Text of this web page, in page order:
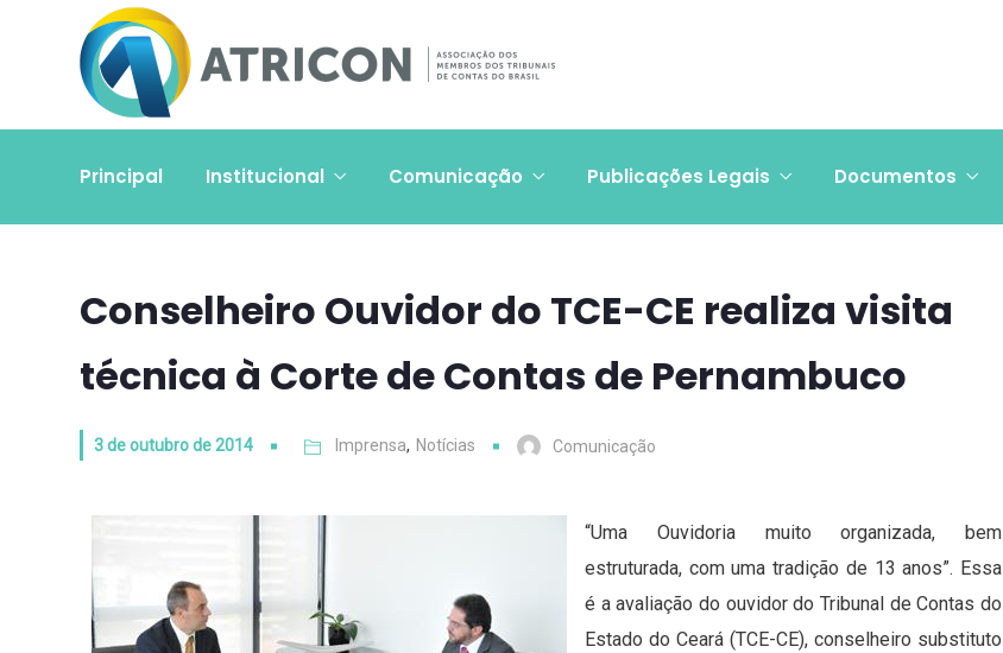
Principal Institucional Comunicação Publicações Legais Documentos
Conselheiro Ouvidor do TCE-CE realiza visita
técnica à Corte de Contas de Pernambuco
3 de outubro de 2014 Imprensa, Notícias Comunicação
“Uma Ouvidoria muito organizada, bem
estruturada, com uma tradição de 13 anos”. Essa
é a avaliação do ouvidor do Tribunal de Contas do
Estado do Ceará (TCE-CE), conselheiro substituto